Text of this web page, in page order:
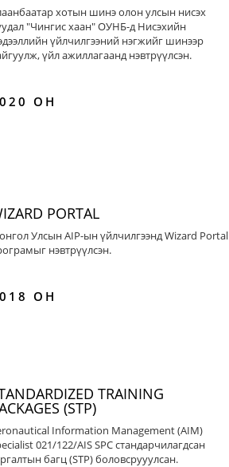
хотын шинэ олон улсын нисэх
"Чингис хаан" ОУНБ-д Нисэхийн
үйлчилгээний нэгжийг шинээр
үйл ажиллагаанд нэвтрүүлсэн.
ОН
PORTAL
Улсын AIP-ын үйлчилгээнд Wizard Portal
нэвтрүүлсэн.
ОН
TRAINING
(STP)
Information Management (AIM)
021/122/AIS SPC стандарчилагдсан
багц (STP) боловсрууулсан.